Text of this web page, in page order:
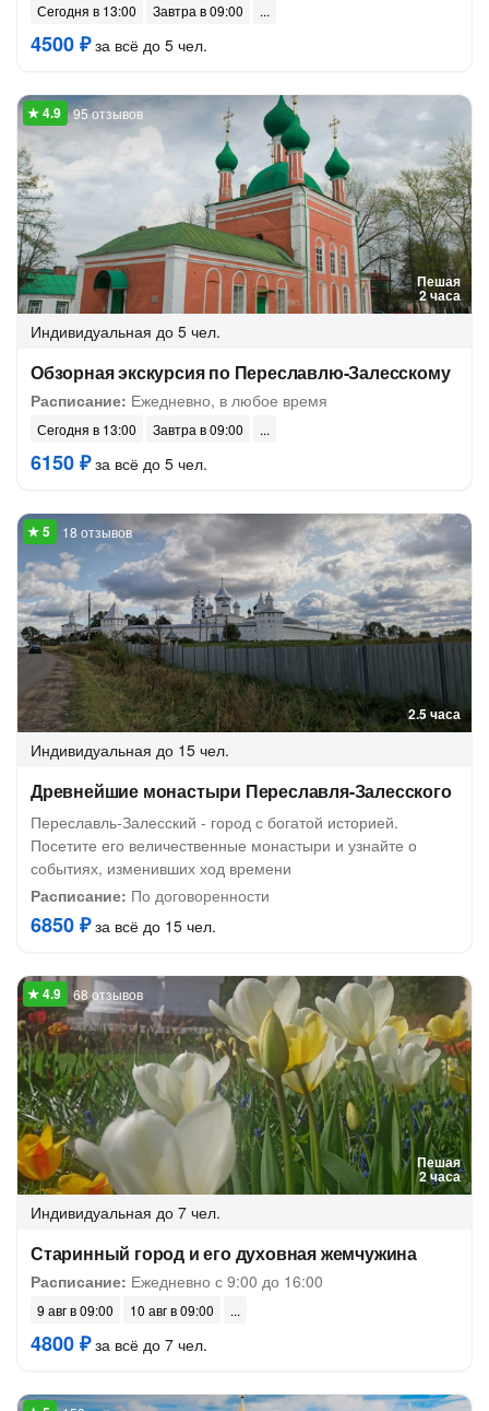
Сегодня в 13:00 Завтра в 09:00
4500 ₽за всё до 5 чел.
Пешая
2 часа
95 отзывов
Индивидуальная до 5 чел.
Обзорная экскурсия по Переславлю-Залесскому
Расписание: Ежедневно, в любое время
Сегодня в 13:00 Завтра в 09:00
6150 ₽за всё до 5 чел.
2.5 часа
18 отзывов
Индивидуальная до 15 чел.
Древнейшие монастыри Переславля-Залесского
Переславль-Залесский - город с богатой историей.
Посетите его величественные монастыри и узнайте о
событиях, изменивших ход времени
Расписание: По договоренности
6850 ₽за всё до 15 чел.
Пешая
2 часа
68 отзывов
Индивидуальная до 7 чел.
Старинный город и его духовная жемчужина
Расписание: Ежедневно с 9:00 до 16:00
9 авг в 09:00 10 авг в 09:00
4800 ₽за всё до 7 чел.